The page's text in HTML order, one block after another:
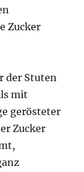
Zucker
der Stuten
mit
gerösteter
Zucker